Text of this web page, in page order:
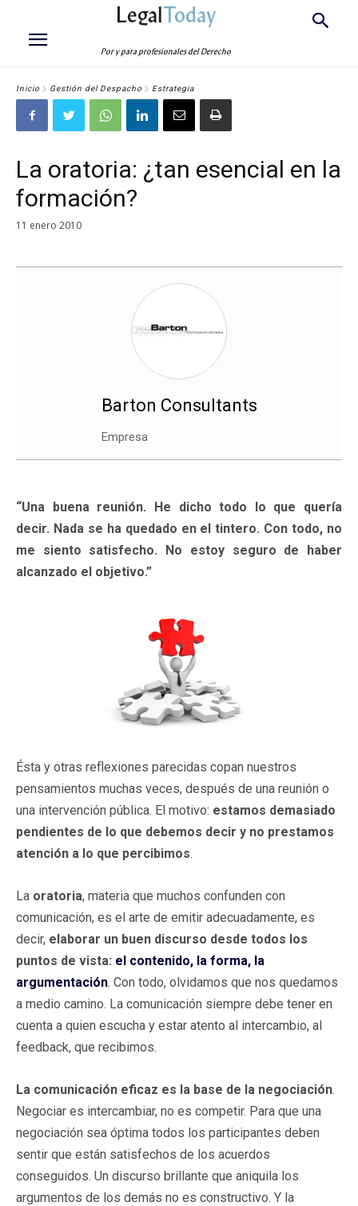
LegalToday
Por y para profesionales del Derecho
Inicio Gestión del Despacho Estrategia
La oratoria: ¿tan esencial en la
formación?
11 enero 2010
Barton Consultants
Empresa
“Una buena reunión. He dicho todo lo que quería
decir. Nada se ha quedado en el tintero. Con todo, no
me siento satisfecho. No estoy seguro de haber
alcanzado el objetivo.”
Ésta y otras reflexiones parecidas copan nuestros
pensamientos muchas veces, después de una reunión o
una intervención pública. El motivo: estamos demasiado
pendientes de lo que debemos decir y no prestamos
atención a lo que percibimos.
La oratoria, materia que muchos confunden con
comunicación, es el arte de emitir adecuadamente, es
decir, elaborar un buen discurso desde todos los
puntos de vista: el contenido, la forma, la
argumentación. Con todo, olvidamos que nos quedamos
a medio camino. La comunicación siempre debe tener en
cuenta a quien escucha y estar atento al intercambio, al
feedback, que recibimos.
La comunicación eficaz es la base de la negociación.
Negociar es intercambiar, no es competir. Para que una
negociación sea óptima todos los participantes deben
sentir que están satisfechos de los acuerdos
conseguidos. Un discurso brillante que aniquila los
argumentos de los demás no es constructivo. Y la